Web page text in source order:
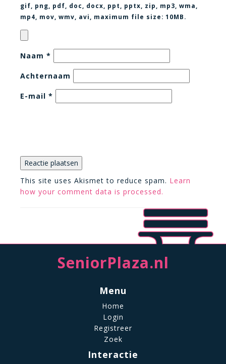
gif, png, pdf, doc, docx, ppt, pptx, zip, mp3, wma,
mp4, mov, wmv, avi
, maximum file size: 10MB.
Naam *
Achternaam
E-mail *
This site uses Akismet to reduce spam. Learn
how your comment data is processed.
SeniorPlaza.nl
Menu
Home
Login
Registreer
Zoek
Interactie